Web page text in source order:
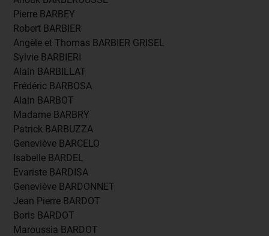
Pierre BARBEY
Robert BARBIER
Angèle et Thomas BARBIER GRISEL
Sylvie BARBIERI
Alain BARBILLAT
Frédéric BARBOSA
Alain BARBOT
Madame BARBRY
Patrick BARBUZZA
Geneviève BARCELO
Isabelle BARDEL
Evariste BARDISA
Geneviève BARDONNET
Jean Pierre BARDOT
Boris BARDOT
Maroussia BARDOT